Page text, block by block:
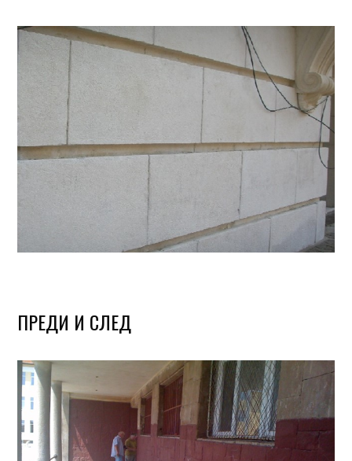
ПРЕДИ И СЛЕД